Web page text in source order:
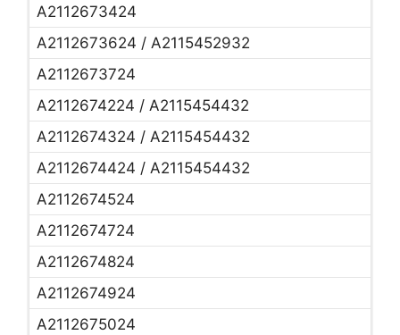
A2112673424
A2112673624 / A2115452932
A2112673724
A2112674224 / A2115454432
A2112674324 / A2115454432
A2112674424 / A2115454432
A2112674524
A2112674724
A2112674824
A2112674924
A2112675024